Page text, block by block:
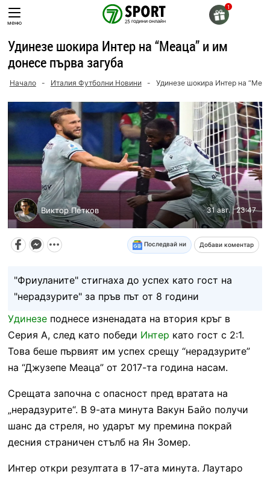
Skip
toменю
Удинезе шокира Интер на “Меаца” и им
донесе първа загуба
Начало - Италия Футболни Новини - Удинезе шокира Интер на
Виктор Петков 31 авг. | 23:47
Последвай ни Добави коментар
"Фриуланите" стигнаха до успех като гост на
"нерадзурите" за пръв път от 8 години
Удинезеподнесе изненадата на втория кръг в
Серия А, след като победи Интер като гост с 2:1.
Това беше първият им успех срещу “нерадзурите”
на “Джузепе Меаца” от 2017-та година насам.
Срещата започна с опасност пред вратата на
„нерадзурите“. В 9-ата минута Вакун Байо получи
шанс да стреля, но ударът му премина покрай
десния страничен стълб на Ян Зомер.
Интер откри резултата в 17-ата минута. Лаутаро